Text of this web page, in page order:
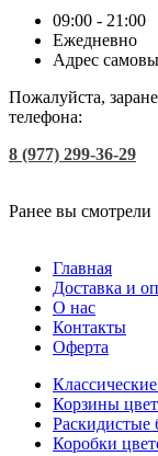
09:00 - 21:00
Ежедневно
Адрес
Пожалуйста,
телефона:
8 (977) 299-36-29
Ранее вы смотрели
Главная
Доставка и
О нас
Контакты
Оферта
Корзины
Раскидистые
Коробки